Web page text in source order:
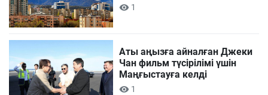
1
Аты аңызға айналған Джеки
Чан фильм түсірілімі үшін
Маңғыстауға келді
1